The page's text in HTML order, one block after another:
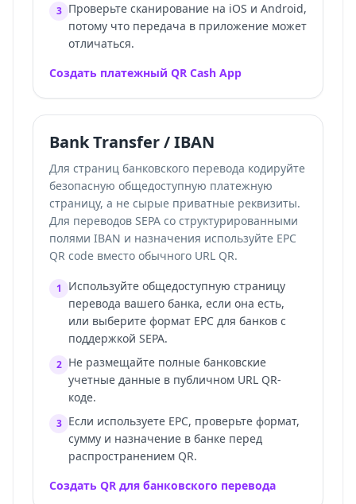
3 Проверьте сканирование на iOS и Android,
потому что передача в приложение может
отличаться.
Создать платежный QR Cash App
Bank Transfer / IBAN
Для страниц банковского перевода кодируйте
безопасную общедоступную платежную
страницу, а не сырые приватные реквизиты.
Для переводов SEPA со структурированными
полями IBAN и назначения используйте EPC
QR code вместо обычного URL QR.
1
Используйте общедоступную страницу
перевода вашего банка, если она есть,
или выберите формат EPC для банков с
поддержкой SEPA.
2 Не размещайте полные банковские
учетные данные в публичном URL QR-
коде.
3 Если используете EPC, проверьте формат,
сумму и назначение в банке перед
распространением QR.
Создать QR для банковского перевода